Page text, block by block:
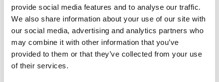
provide social media features and to analyse our traffic.
We also share information about your use of our site with
our social media, advertising and analytics partners who
may combine it with other information that you’ve
provided to them or that they’ve collected from your use
of their services.
Sklenené výklady Yawal TM 82W HI